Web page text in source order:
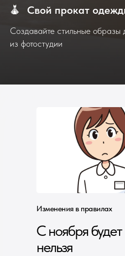
Свой прокат
Создавайте стильные образы
из фотостудии
Изменения в правилах
С ноября будет
нельзя